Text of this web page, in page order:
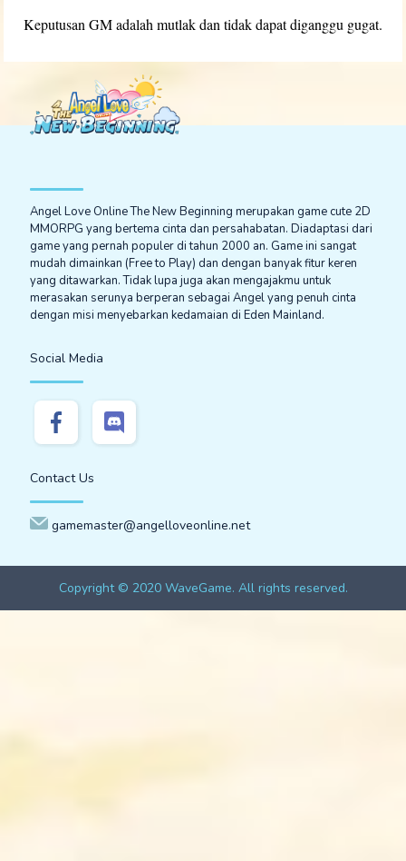
Keputusan GM adalah mutlak dan tidak dapat diganggu gugat.
Angel Love Online The New Beginning merupakan game cute 2D
MMORPG yang bertema cinta dan persahabatan. Diadaptasi dari
game yang pernah populer di tahun 2000 an. Game ini sangat
mudah dimainkan (Free to Play) dan dengan banyak fitur keren
yang ditawarkan. Tidak lupa juga akan mengajakmu untuk
merasakan serunya berperan sebagai Angel yang penuh cinta
dengan misi menyebarkan kedamaian di Eden Mainland.
Social Media
Contact Us
gamemaster@angelloveonline.net
Copyright © 2020 WaveGame. All rights reserved.